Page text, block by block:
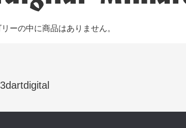
ーの中に商品はありません。